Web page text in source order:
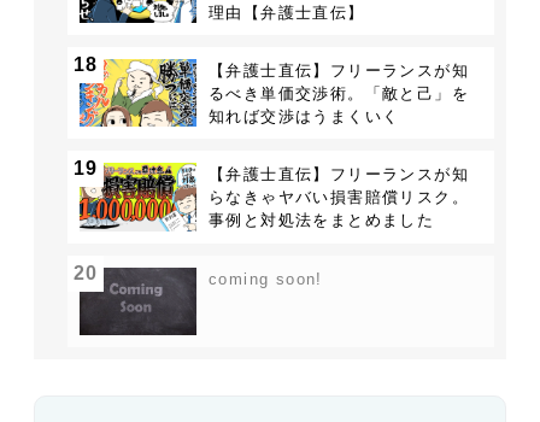
理由【弁護士直伝】
18
【弁護士直伝】フリーランスが知
るべき単価交渉術。「敵と己」を
知れば交渉はうまくいく
19
【弁護士直伝】フリーランスが知
らなきゃヤバい損害賠償リスク。
事例と対処法をまとめました
20 coming soon!